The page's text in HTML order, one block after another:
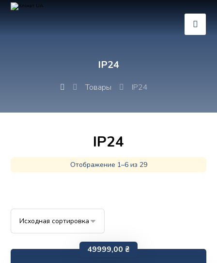
IP24
Товары IP24
IP24
Отображение 1–6 из 29
49999,00 ₴